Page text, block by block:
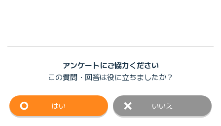
アンケートにご協力ください
この質問・回答は役に立ちましたか？
はい いいえ